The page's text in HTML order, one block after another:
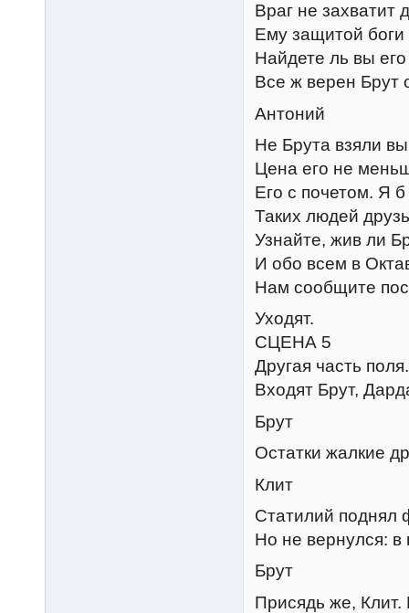
Враг не захватит
Ему защитой боги
Найдете ль вы
Все ж верен Брут
Антоний
Не Брута взяли
Цена его не
Его с почетом. Я
Таких людей
Узнайте, жив ли
И обо всем в
Нам сообщите
Уходят.
СЦЕНА 5
Другая часть поля.
Входят Брут,
Брут
Остатки жалкие
Клит
Статилий поднял
Но не вернулся: в
Брут
Присядь же, Клит.